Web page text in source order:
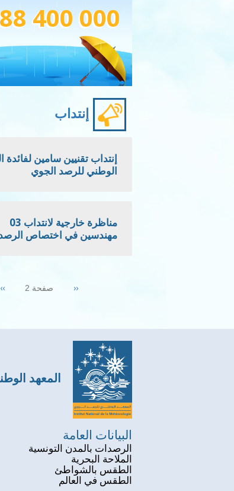
400 000
إنتداب
إنتداب تقنيين سامين لفائدة
الوطني للرصد الجوي
مناظرة خارجية لانتداب 03
مهندسين في اختصاص
Previous
‹‹ صفحة 2 ››
المعهد
البيانات العامة
الرصدات بالمدن التونسية
الملاحة البحرية
الطقس بالشواطئ
الطقس في العالم